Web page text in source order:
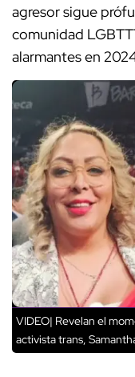
agresor sigue
comunidad
alarmantes en
VIDEO| Revelan el
activista trans,